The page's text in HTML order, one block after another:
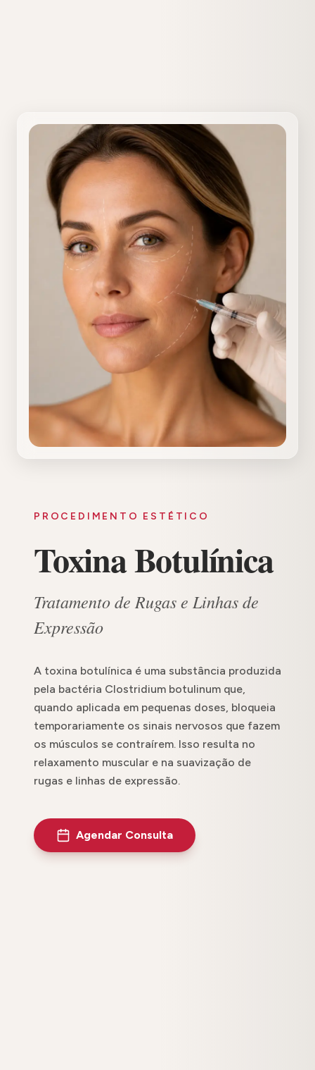
PROCEDIMENTO ESTÉTICO
Toxina Botulínica
Tratamento de Rugas e Linhas de
Expressão
A toxina botulínica é uma substância produzida
pela bactéria Clostridium botulinum que,
quando aplicada em pequenas doses, bloqueia
temporariamente os sinais nervosos que fazem
os músculos se contraírem. Isso resulta no
relaxamento muscular e na suavização de
rugas e linhas de expressão.
Agendar Consulta